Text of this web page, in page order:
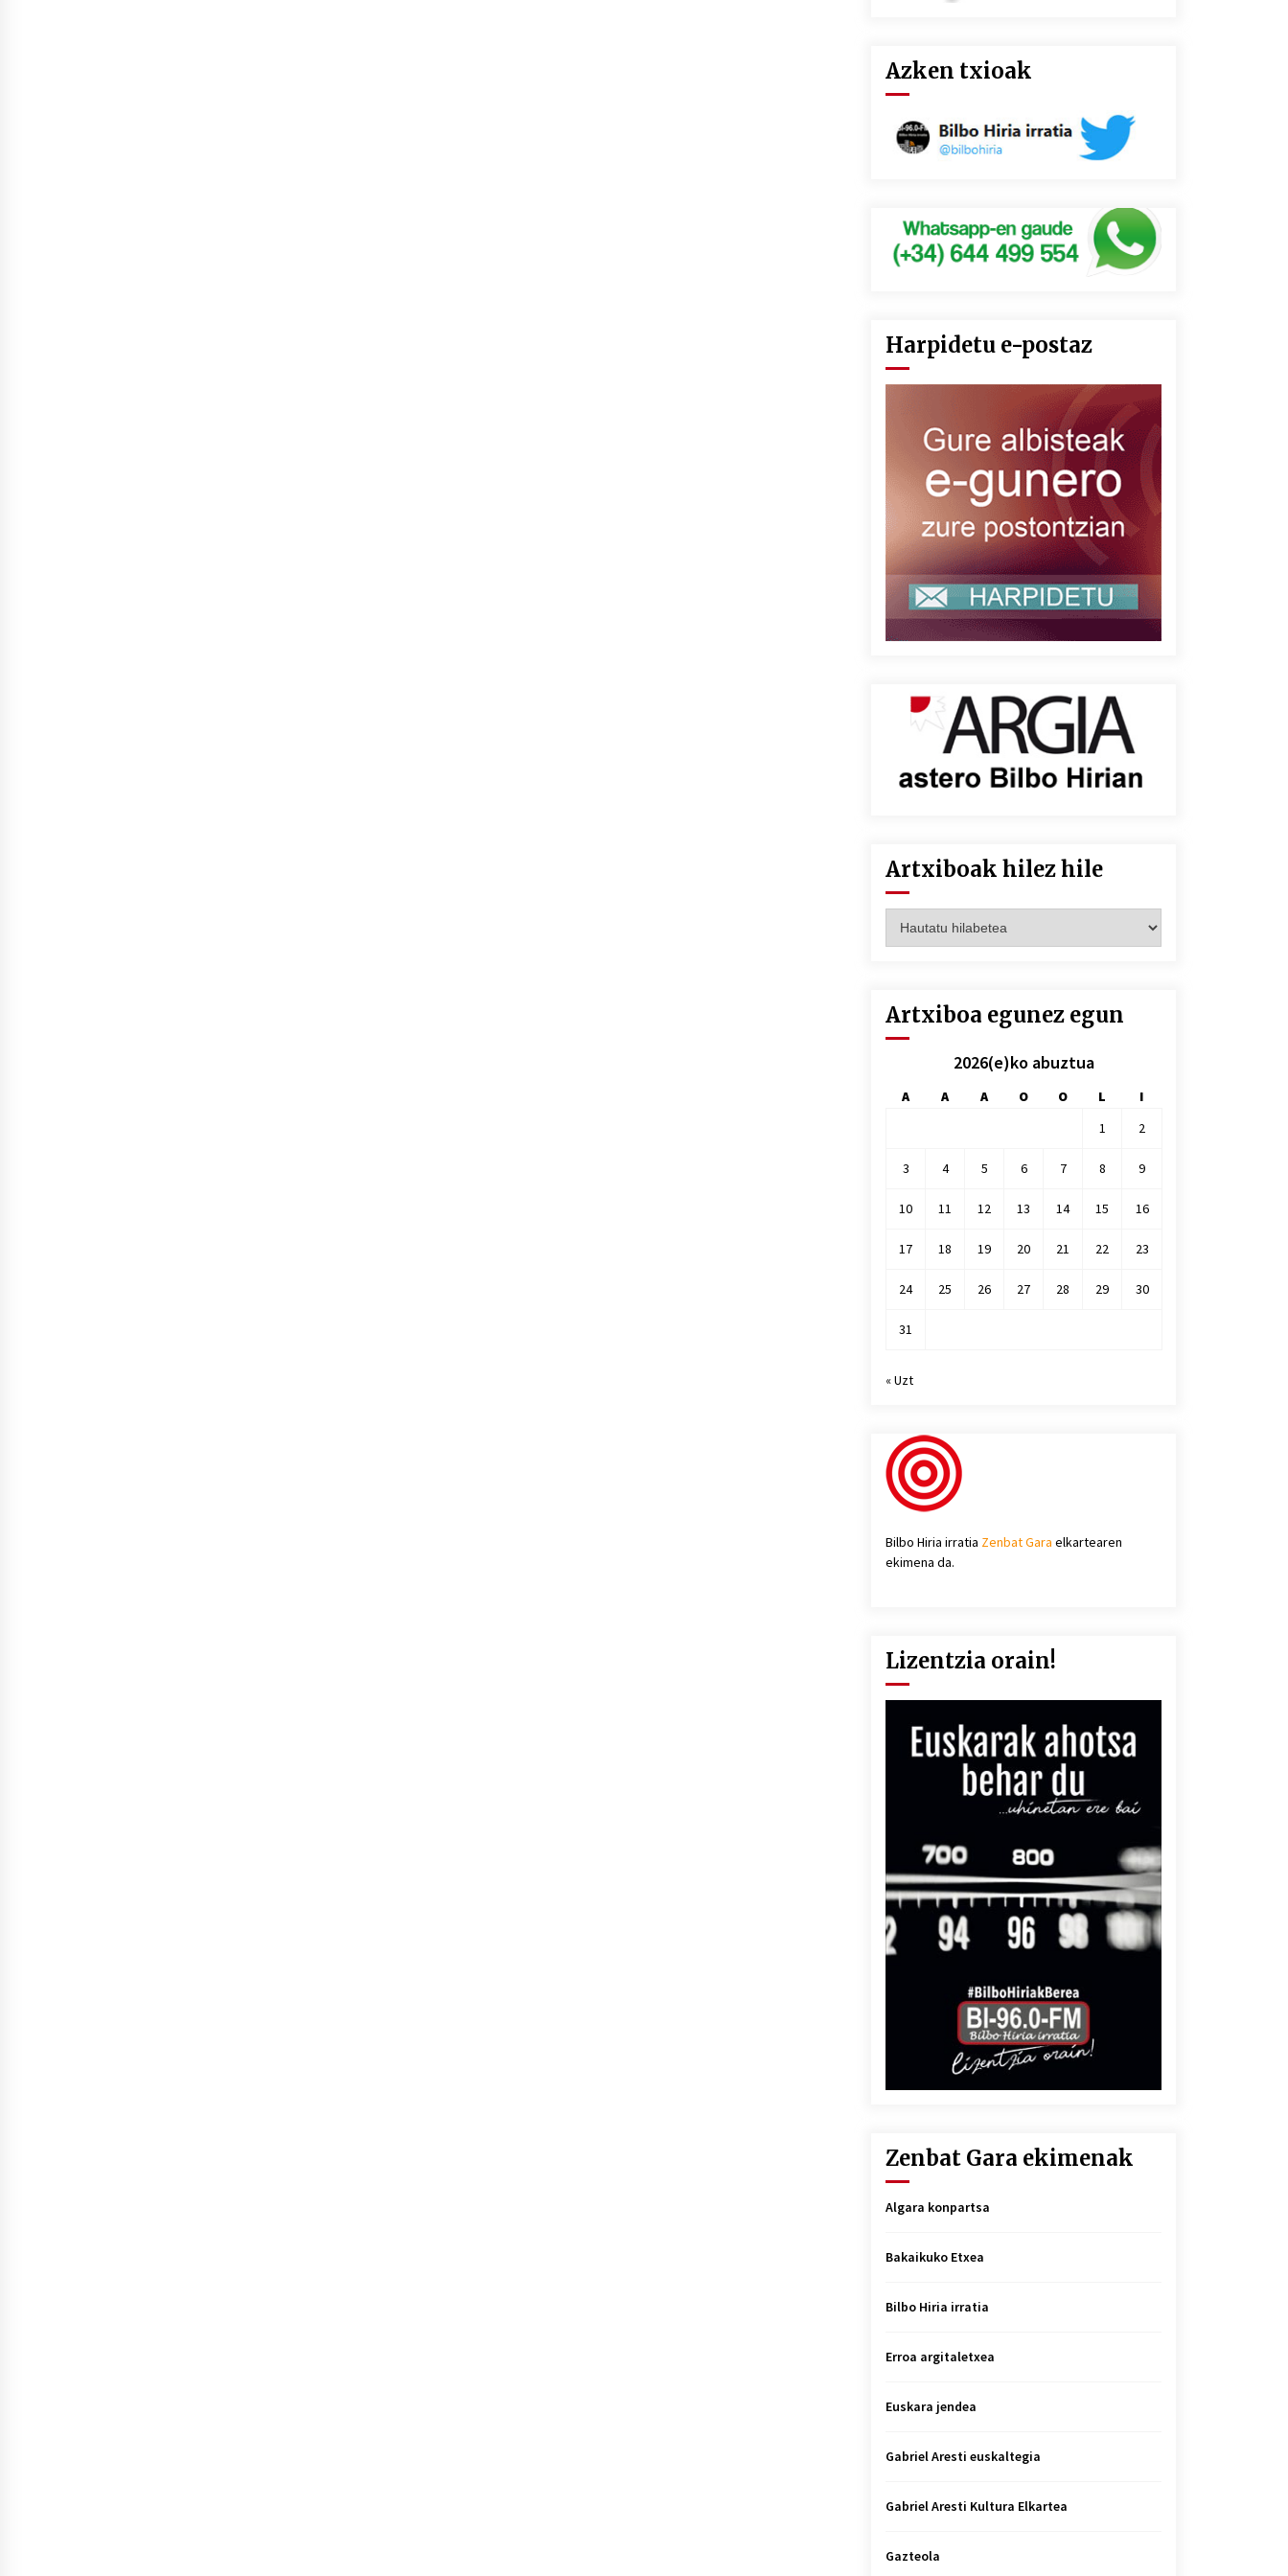
Azken txioak
Harpidetu e-postaz
Artxiboak hilez hile
hilez
Artxiboa egunez egun
2026(e)ko abuztua
A A A O O L
I
1
2
3 4 5 6 7 8 9
10 11 12 13 14 15 16
17 18 19 20 21 22 23
24 25 26 27 28 29 30
31
« Uzt
Bilbo Hiria irratia Zenbat Gara elkartearen
ekimena da.
Lizentzia orain!
Zenbat Gara ekimenak
Algara konpartsa
Bakaikuko Etxea
Bilbo Hiria irratia
Erroa argitaletxea
Euskara jendea
Gabriel Aresti euskaltegia
Gabriel Aresti Kultura Elkartea
Gazteola